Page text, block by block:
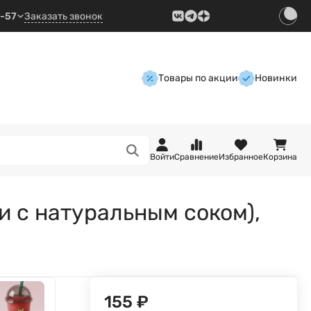
57 Заказать звонок
Товары по акции Новинки
ВойтиСравнениеИзбранноеКорзина
натуральным соком),
155 ₽